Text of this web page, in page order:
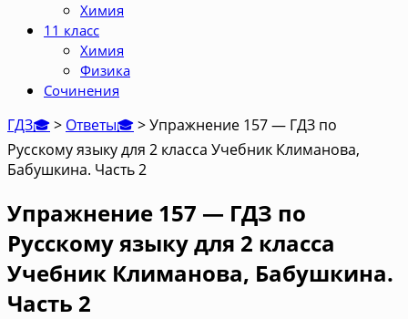
Химия
11 класс
Химия
Физика
Сочинения
ГДЗ🎓> Ответы🎓>Упражнение 157 — ГДЗ по
Русскому языку для 2 класса Учебник Климанова,
Бабушкина. Часть 2
Упражнение 157 — ГДЗ по
Русскому языку для 2 класса
Учебник Климанова, Бабушкина.
Часть 2